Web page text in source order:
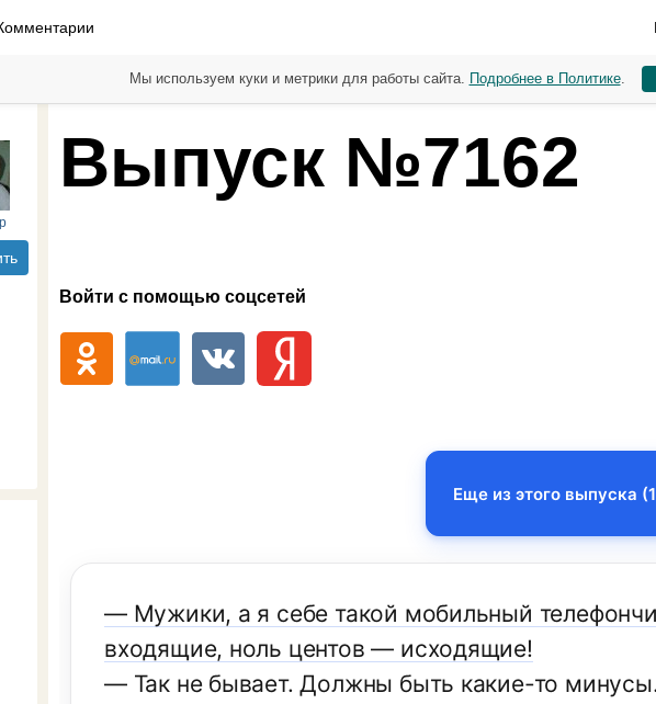
Выпуск №7162
Войти с помощью соцсетей
Еще из этого выпуска
— Мужики, а я себе такой мобильный
входящие, ноль центов — исходящие!
— Так не бывает. Должны быть какие-то
Мы используем куки и метрики для работы сайта. Подробнее в Политике.